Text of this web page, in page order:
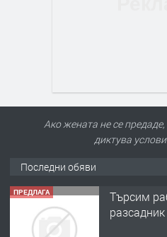
Ако жената не се
диктува
Последни обяви
ПРЕДЛАГА
Търсим
разсадник